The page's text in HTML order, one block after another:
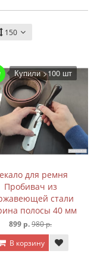
150
Купили >100 шт
для ремня
Пробивач из
стали
полосы 40 мм
899 р.980 р.
В корзину